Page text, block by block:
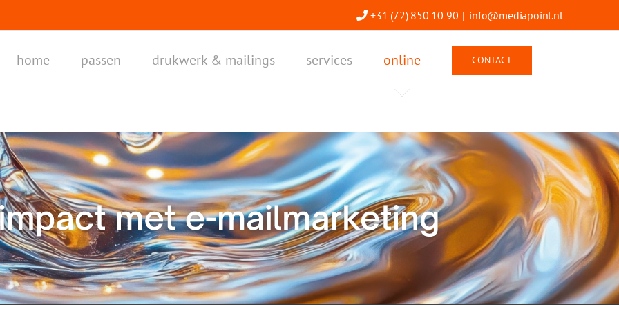
+31 (72) 850 10 90 | info@mediapoint.nl
home passen drukwerk & mailings services online CONTACT